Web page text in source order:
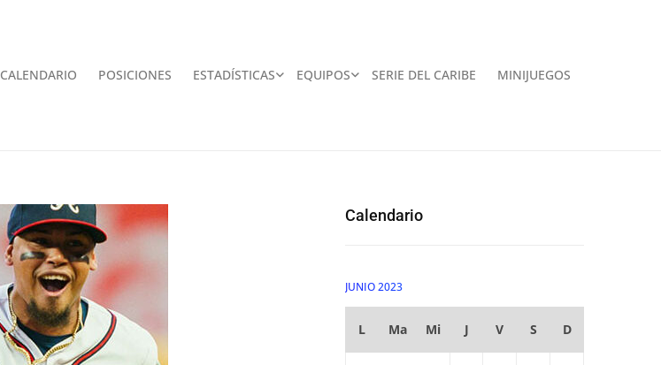
CALENDARIO POSICIONES ESTADÍSTICAS EQUIPOS SERIE DEL CARIBE MINIJUEGOS
Calendario
JUNIO 2023
L Ma Mi J V S D